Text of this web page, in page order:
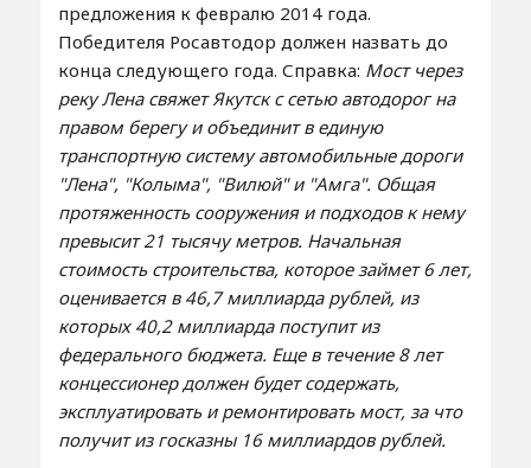
предложения к февралю 2014 года.
Победителя Росавтодор должен назвать до
конца следующего года. Справка: Мост через
реку Лена свяжет Якутск с сетью автодорог на
правом берегу и объединит в единую
транспортную систему автомобильные дороги
"Лена", "Колыма", "Вилюй" и "Амга". Общая
протяженность сооружения и подходов к нему
превысит 21 тысячу метров. Начальная
стоимость строительства, которое займет 6 лет,
оценивается в 46,7 миллиарда рублей, из
которых 40,2 миллиарда поступит из
федерального бюджета. Еще в течение 8 лет
концессионер должен будет содержать,
эксплуатировать и ремонтировать мост, за что
получит из госказны 16 миллиардов рублей.